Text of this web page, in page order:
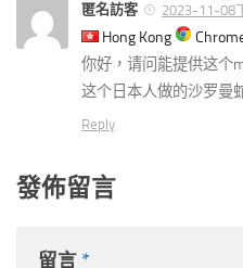
匿名訪客 2023-11-08
Hong Kong
你好，请问能提供这个
这个日本人做的沙罗曼
Reply
發佈留言
留言 *